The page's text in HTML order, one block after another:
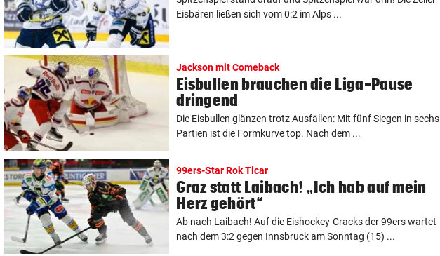
Eisbären ließen sich vom 0:2 im Alps ...
Jackson mit Comeback
Eisbullen brauchen die Liga-Pause
dringend
Die Eisbullen glänzen trotz Ausfällen: Mit fünf Siegen in sechs
Partien ist die Formkurve top. Nach dem ...
99ers-Star Rok Ticar
Graz statt Laibach! „Ich hab auf mein
Herz gehört“
Ab nach Laibach! Auf die Eishockey-Cracks der 99ers wartet
nach dem 3:2 gegen Innsbruck am Sonntag (15) ...